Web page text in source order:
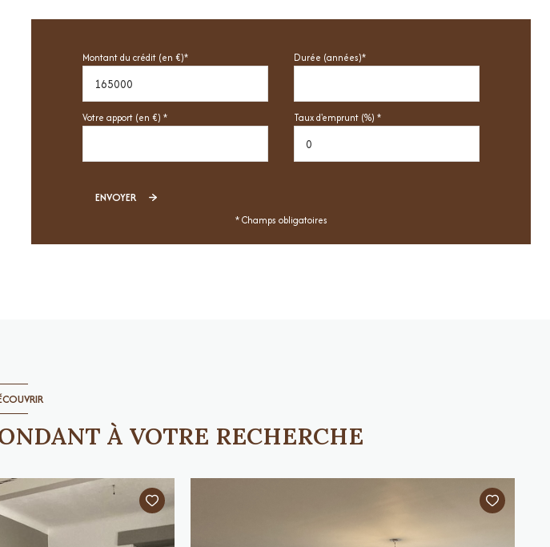
Montant du crédit (en €)* Durée (années)*
Votre apport (en €) * Taux d'emprunt (%) *
ENVOYER
* Champs obligatoires
À VOTRE RECHERCHE